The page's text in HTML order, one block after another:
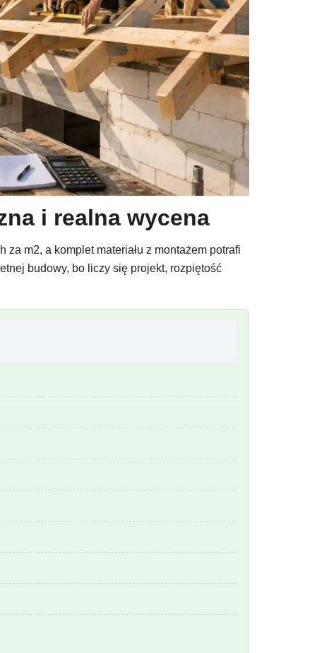
i realna wycena
m2, a komplet materiału z montażem potrafi
budowy, bo liczy się projekt, rozpiętość